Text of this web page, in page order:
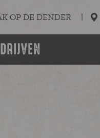
OP DE DENDER